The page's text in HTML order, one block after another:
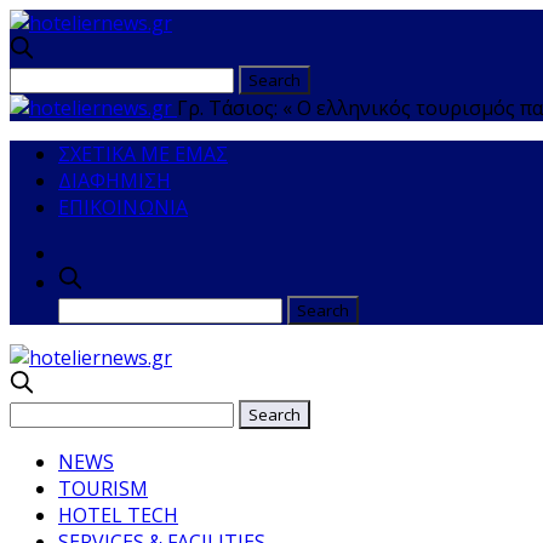
Γρ. Τάσιος: « Ο ελληνικός τουρισμός
ΣΧΕΤΙΚΑ ΜΕ ΕΜΑΣ
ΔΙΑΦΗΜΙΣΗ
ΕΠΙΚΟΙΝΩΝΙΑ
NEWS
TOURISM
HOTEL TECH